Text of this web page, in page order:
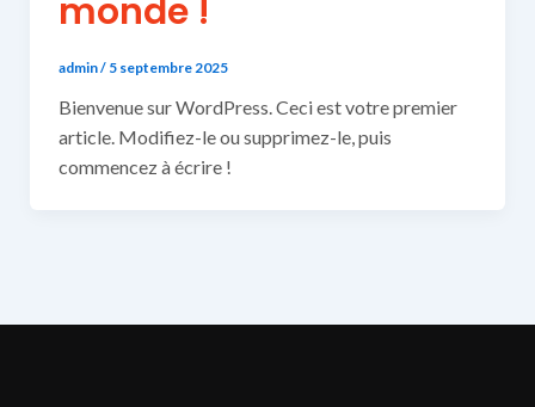
monde !
admin/ 5 septembre 2025
Bienvenue sur WordPress. Ceci est votre premier
article. Modifiez-le ou supprimez-le, puis
commencez à écrire !